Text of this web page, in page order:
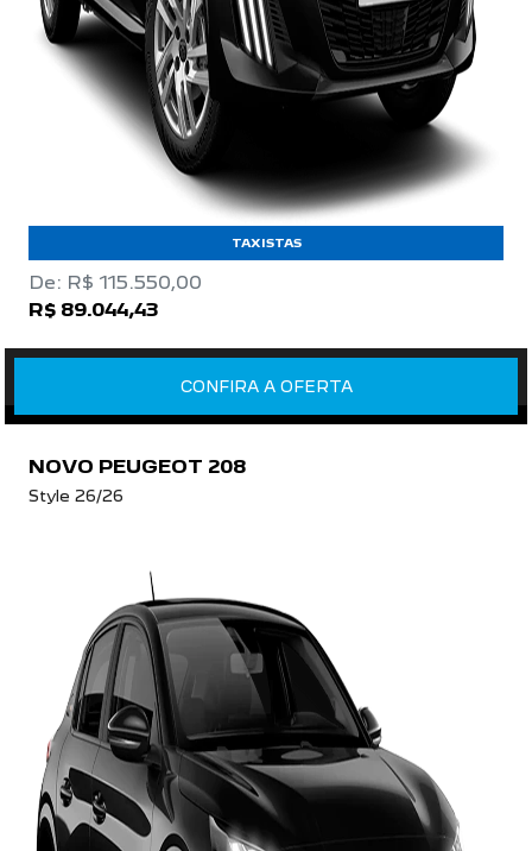
TAXISTAS
De: R$ 115.550,00
R$ 89.044,43
CONFIRA A OFERTA
NOVO PEUGEOT 208
Style 26/26